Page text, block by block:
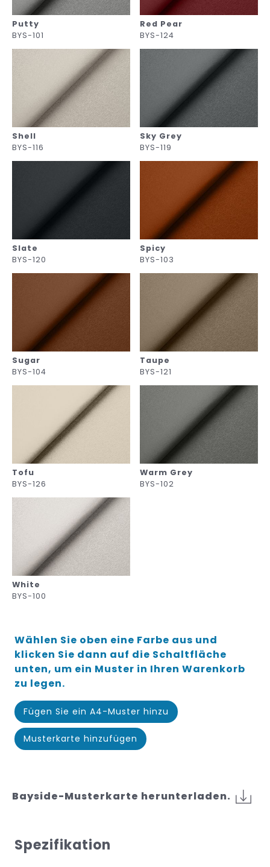
Putty
BYS-101
Red Pear
BYS-124
Shell
BYS-116
Sky Grey
BYS-119
Slate
BYS-120
Spicy
BYS-103
Sugar
BYS-104
Taupe
BYS-121
Tofu
BYS-126
Warm Grey
BYS-102
White
BYS-100
Wählen Sie oben eine Farbe aus und
klicken Sie dann auf die Schaltfläche
unten, um ein Muster in Ihren Warenkorb
zu legen.
Fügen Sie ein A4-Muster hinzu
Musterkarte hinzufügen
Bayside-Musterkarte herunterladen.
Spezifikation